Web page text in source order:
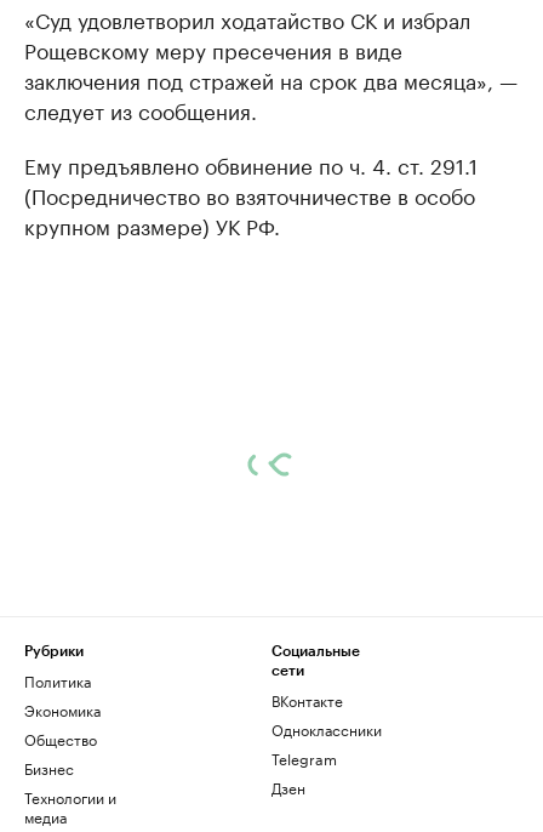
«Суд удовлетворил ходатайство СК и избрал
Рощевскому меру пресечения в виде
заключения под стражей на срок два месяца», —
следует из сообщения.
Ему предъявлено обвинение по ч. 4. ст. 291.1
(Посредничество во взяточничестве в особо
крупном размере) УК РФ.
Рубрики
Политика
Экономика
Общество
Бизнес
Технологии и
медиа
Социальные
сети
ВКонтакте
Одноклассники
Telegram
Дзен